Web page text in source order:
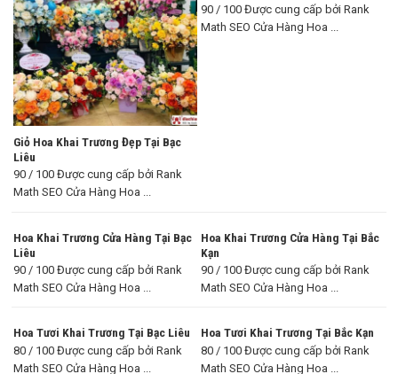
Giỏ Hoa Khai Trương Đẹp Tại Bạc
Liêu
90 / 100 Được cung cấp bởi Rank
Math SEO Cửa Hàng Hoa ...
90 / 100 Được cung cấp bởi Rank
Math SEO Cửa Hàng Hoa ...
Hoa Khai Trương Cửa Hàng Tại Bạc
Liêu
90 / 100 Được cung cấp bởi Rank
Math SEO Cửa Hàng Hoa ...
Hoa Khai Trương Cửa Hàng Tại Bắc
Kạn
90 / 100 Được cung cấp bởi Rank
Math SEO Cửa Hàng Hoa ...
Hoa Tươi Khai Trương Tại Bạc Liêu
80 / 100 Được cung cấp bởi Rank
Math SEO Cửa Hàng Hoa ...
Hoa Tươi Khai Trương Tại Bắc Kạn
80 / 100 Được cung cấp bởi Rank
Math SEO Cửa Hàng Hoa ...